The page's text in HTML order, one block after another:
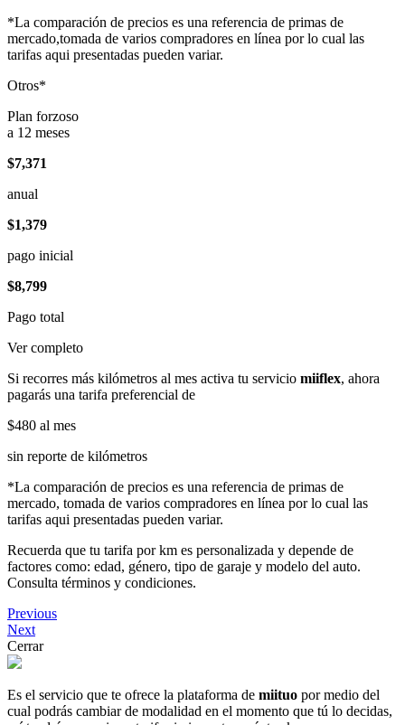
*La comparación de precios es una referencia de primas de
mercado,tomada de varios compradores en línea por lo cual las
tarifas aqui presentadas pueden variar.
Otros*
Plan forzoso
a 12 meses
$7,371
anual
$1,379
pago inicial
$8,799
Pago total
Ver completo
Si recorres más kilómetros al mes activa tu servicio miiflex, ahora
pagarás una tarifa preferencial de
$480 al mes
sin reporte de kilómetros
*La comparación de precios es una referencia de primas de
mercado, tomada de varios compradores en línea por lo cual las
tarifas aqui presentadas pueden variar.
Recuerda que tu tarifa por km es personalizada y depende de
factores como: edad, género, tipo de garaje y modelo del auto.
Consulta términos y condiciones.
Previous
Next
Cerrar
Es el servicio que te ofrece la plataforma de miituo por medio del
cual podrás cambiar de modalidad en el momento que tú lo decidas,